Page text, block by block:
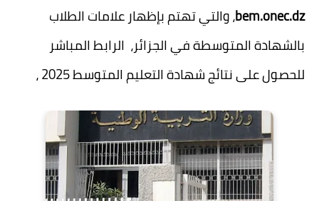
bem.onec.dz، والتي تهتم بإظهار علامات الطلاب
بالشهادة المتوسطة في الجزائر، الرابط المباشر
للحصول على نتائج شهادة التعليم المتوسط 2025 ،